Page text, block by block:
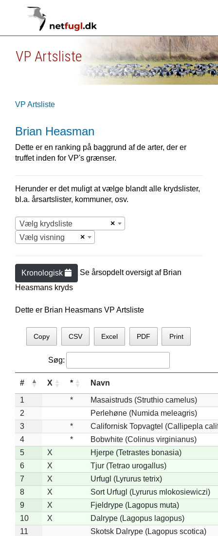
VP Artsliste
VP Artsliste
Brian Heasman
Dette er en ranking på baggrund af de arter, der er
truffet inden for VP's grænser.
Herunder er det muligt at vælge blandt alle krydslister,
bl.a. årsartslister, kommuner, osv.
×
Vælg krydsliste
×
Vælg visning
Kronologisk Se årsopdelt oversigt af Brian
Heasmans kryds
Dette er Brian Heasmans VP Artsliste
Copy CSV Excel PDF Print
Søg:
# X * Navn
1 *
Masaistruds (Struthio camelus)
2
Perlehøne (Numida meleagris)
3
*
Californisk Topvagtel (Callipepla
4
*
Bobwhite (Colinus virginianus)
5
X
Hjerpe (Tetrastes bonasia)
6
X
Tjur (Tetrao urogallus)
7
X
Urfugl (Lyrurus tetrix)
8
X
Sort Urfugl (Lyrurus mlokosiewiczi)
9
X
Fjeldrype (Lagopus muta)
10
X
Dalrype (Lagopus lagopus)
11
Skotsk Dalrype (Lagopus scotica)